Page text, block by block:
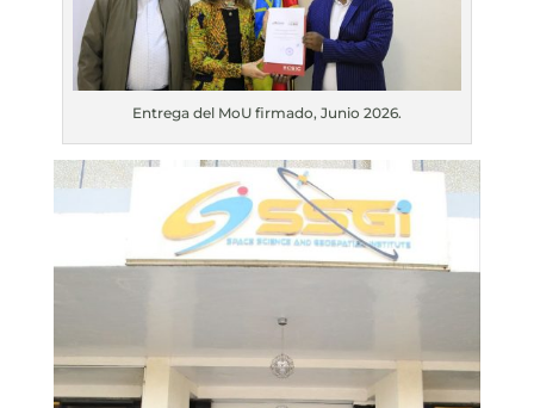
Entrega del MoU firmado, Junio 2026.